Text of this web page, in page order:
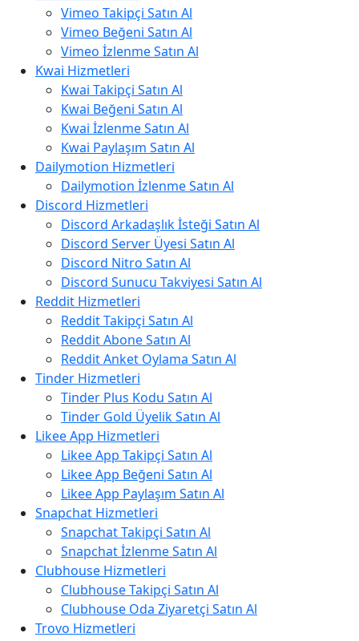
Vimeo Takipçi Satın Al
Vimeo Beğeni Satın Al
Vimeo İzlenme Satın Al
Kwai Hizmetleri
Kwai Takipçi Satın Al
Kwai Beğeni Satın Al
Kwai İzlenme Satın Al
Kwai Paylaşım Satın Al
Dailymotion Hizmetleri
Dailymotion İzlenme Satın Al
Discord Hizmetleri
Discord Arkadaşlık İsteği Satın Al
Discord Server Üyesi Satın Al
Discord Nitro Satın Al
Discord Sunucu Takviyesi Satın Al
Reddit Hizmetleri
Reddit Takipçi Satın Al
Reddit Abone Satın Al
Reddit Anket Oylama Satın Al
Tinder Hizmetleri
Tinder Plus Kodu Satın Al
Tinder Gold Üyelik Satın Al
Likee App Hizmetleri
Likee App Takipçi Satın Al
Likee App Beğeni Satın Al
Likee App Paylaşım Satın Al
Snapchat Hizmetleri
Snapchat Takipçi Satın Al
Snapchat İzlenme Satın Al
Clubhouse Hizmetleri
Clubhouse Takipçi Satın Al
Clubhouse Oda Ziyaretçi Satın Al
Trovo Hizmetleri